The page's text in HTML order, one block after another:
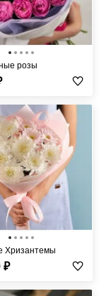
розы
Хризантемы
₽